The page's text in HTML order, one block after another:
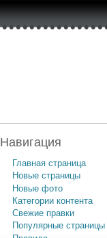
Навигация
Главная страница
Новые страницы
Новые фото
Категории контента
Свежие правки
Популярные страницы